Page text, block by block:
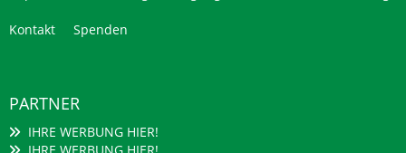
Kontakt Spenden
PARTNER
IHRE WERBUNG HIER!